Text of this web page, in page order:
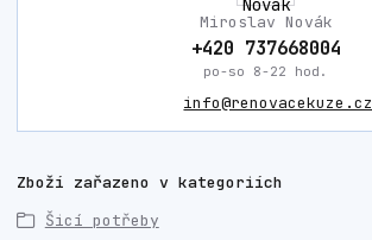
Miroslav Novák
+420 737668004
po-so 8-22 hod.
info@renovacekuze.cz
Zboží zařazeno v kategoriích
Šicí potřeby